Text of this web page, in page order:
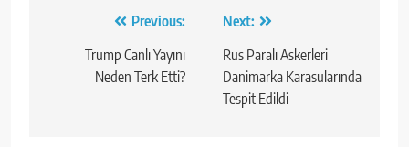
gezinmesi
Previous:
Trump Canlı Yayını
Neden Terk Etti?
Next:
Rus Paralı Askerleri
Danimarka Karasularında
Tespit Edildi